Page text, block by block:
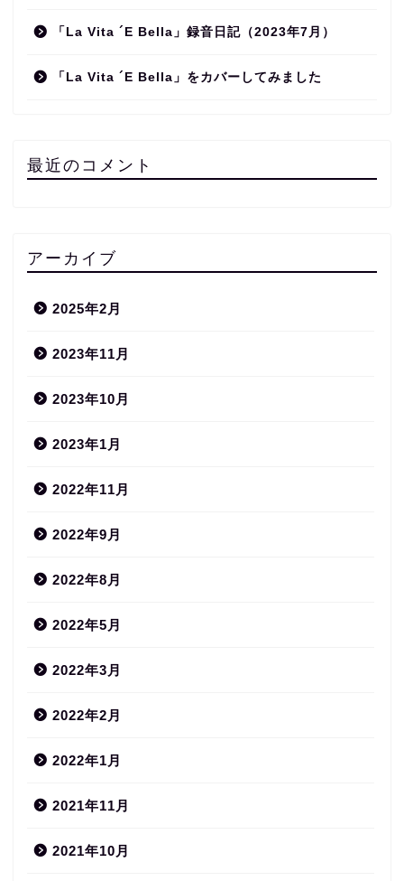
「La Vita ´E Bella」録音日記（2023年7月）
「La Vita ´E Bella」をカバーしてみました
最近のコメント
アーカイブ
2025年2月
2023年11月
2023年10月
2023年1月
2022年11月
2022年9月
2022年8月
2022年5月
2022年3月
2022年2月
2022年1月
2021年11月
2021年10月